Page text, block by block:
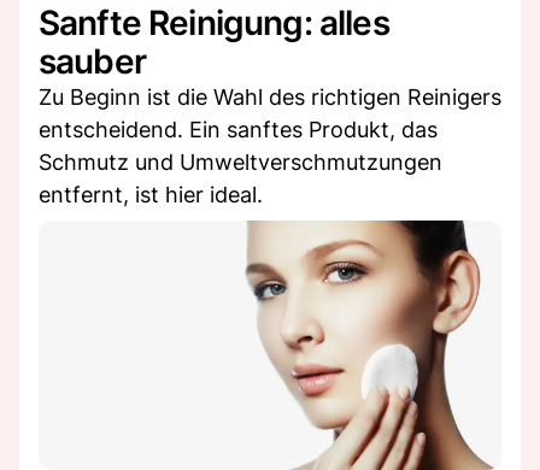
Sanfte Reinigung: alles
sauber
Zu Beginn ist die Wahl des richtigen Reinigers
entscheidend. Ein sanftes Produkt, das
Schmutz und Umweltverschmutzungen
entfernt, ist hier ideal.